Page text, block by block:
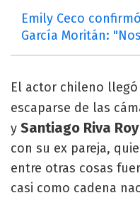
Emily Ceco
García Moritán:
El actor chileno
escaparse de las
y Santiago Riva Roy
con su ex pareja,
entre otras cosas
casi como cadena